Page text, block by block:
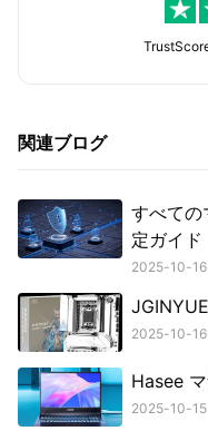
関連ブログ
すべての
定ガイド
2025-10-16
2025-10-16
Hasee
2025-10-15